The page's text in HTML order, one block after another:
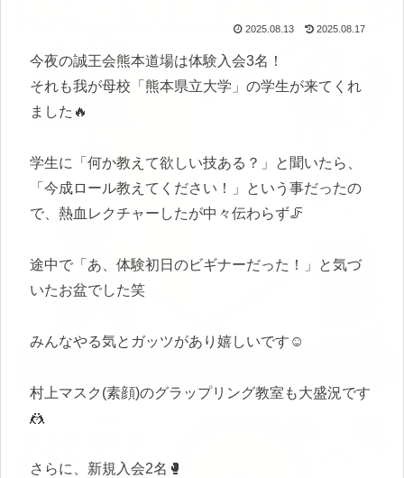
2025.08.13 2025.08.17
今夜の誠王会熊本道場は体験入会3名！
それも我が母校「熊本県立大学」の学生が来てくれ
ました🔥
学生に「何か教えて欲しい技ある？」と聞いたら、
「今成ロール教えてください！」という事だったの
で、熱血レクチャーしたが中々伝わらず🦵
途中で「あ、体験初日のビギナーだった！」と気づ
いたお盆でした笑
みんなやる気とガッツがあり嬉しいです☺️
村上マスク(素顔)のグラップリング教室も大盛況です
🤼
さらに、新規入会2名🥊